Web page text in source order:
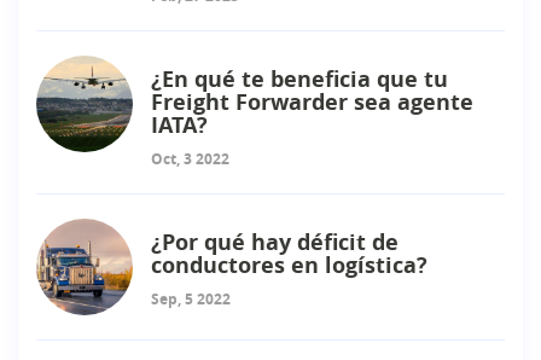
¿En qué te beneficia que tu
Freight Forwarder sea agente
IATA?
Oct, 3 2022
¿Por qué hay déficit de
conductores en logística?
Sep, 5 2022